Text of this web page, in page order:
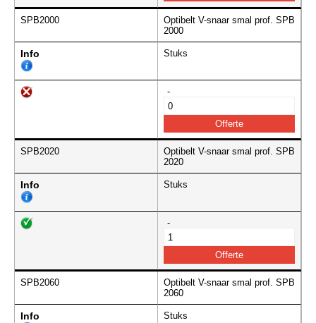
SPB2000
Optibelt V-snaar smal prof. SPB
2000
Info Stuks
-
SPB2020
Optibelt V-snaar smal prof. SPB
2020
Info Stuks
-
SPB2060
Optibelt V-snaar smal prof. SPB
2060
Info Stuks